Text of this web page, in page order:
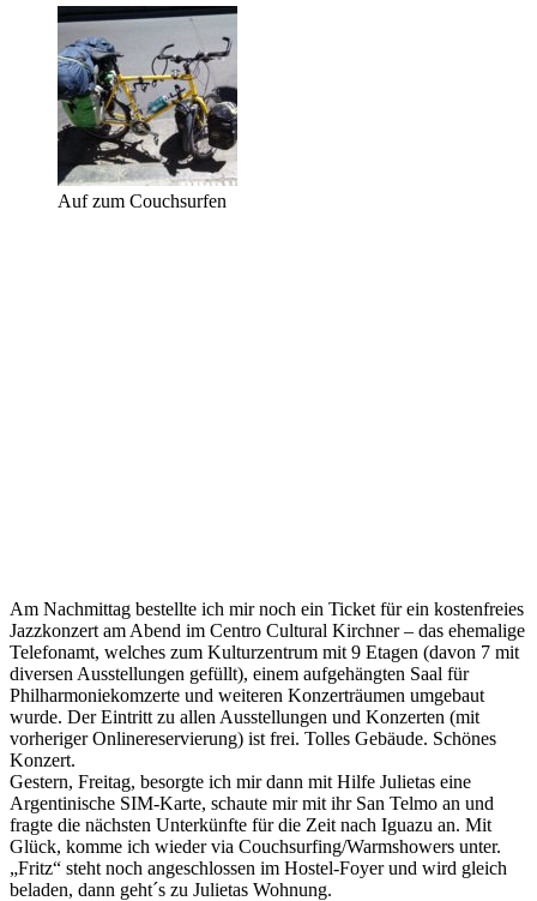
Auf zum Couchsurfen
Am Nachmittag bestellte ich mir noch ein Ticket für ein kostenfreies
Jazzkonzert am Abend im Centro Cultural Kirchner – das ehemalige
Telefonamt, welches zum Kulturzentrum mit 9 Etagen (davon 7 mit
diversen Ausstellungen gefüllt), einem aufgehängten Saal für
Philharmoniekomzerte und weiteren Konzerträumen umgebaut
wurde. Der Eintritt zu allen Ausstellungen und Konzerten (mit
vorheriger Onlinereservierung) ist frei. Tolles Gebäude. Schönes
Konzert.
Gestern, Freitag, besorgte ich mir dann mit Hilfe Julietas eine
Argentinische SIM-Karte, schaute mir mit ihr San Telmo an und
fragte die nächsten Unterkünfte für die Zeit nach Iguazu an. Mit
Glück, komme ich wieder via Couchsurfing/Warmshowers unter.
„Fritz“ steht noch angeschlossen im Hostel-Foyer und wird gleich
beladen, dann geht´s zu Julietas Wohnung.